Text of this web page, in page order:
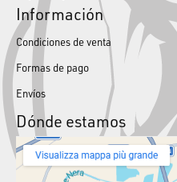
Información
Condiciones de venta
Formas de pago
Envíos
Dónde estamos